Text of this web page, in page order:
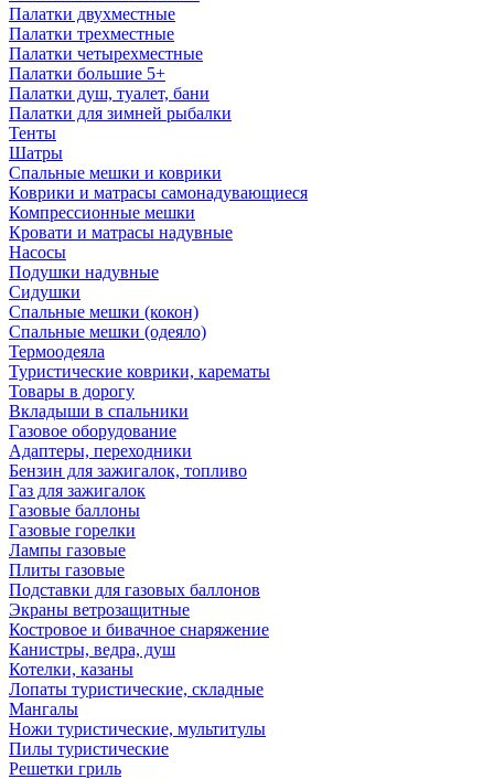
Палатки двухместные
Палатки трехместные
Палатки четырехместные
Палатки большие 5+
Палатки душ, туалет, бани
Палатки для зимней рыбалки
Тенты
Шатры
Спальные мешки и коврики
Коврики и матрасы самонадувающиеся
Компрессионные мешки
Кровати и матрасы надувные
Насосы
Подушки надувные
Сидушки
Спальные мешки (кокон)
Спальные мешки (одеяло)
Термоодеяла
Туристические коврики, карематы
Товары в дорогу
Вкладыши в спальники
Газовое оборудование
Адаптеры, переходники
Бензин для зажигалок, топливо
Газ для зажигалок
Газовые баллоны
Газовые горелки
Лампы газовые
Плиты газовые
Подставки для газовых баллонов
Экраны ветрозащитные
Костровое и бивачное снаряжение
Канистры, ведра, душ
Котелки, казаны
Лопаты туристические, складные
Мангалы
Ножи туристические, мультитулы
Пилы туристические
Решетки гриль